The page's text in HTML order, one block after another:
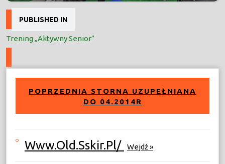
Nawigacja
wpisu
PUBLISHED IN
Trening „Aktywny Senior”
POPRZEDNIA STORNA UZUPEŁNIANA
DO 04.2014R
Www.old.sskir.pl/ Wejdź »